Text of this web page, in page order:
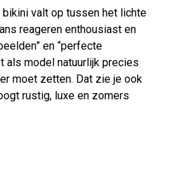
bikini valt op tussen het lichte
reageren enthousiast en
en “perfecte
als model natuurlijk precies
moet zetten. Dat zie je ook
rustig, luxe en zomers